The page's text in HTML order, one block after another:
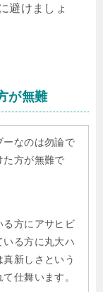
避けましょ
が無難
ーなのは勿論で
た方が無難で
る方にアサヒビ
いる方に丸大ハ
新しさという
仕舞います。